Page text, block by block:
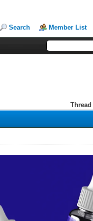
Search Member List